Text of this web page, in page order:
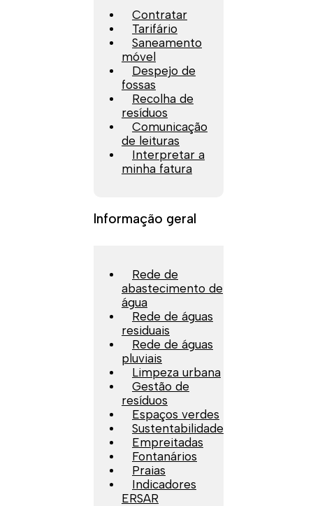
Contratar
Tarifário
Saneamento
móvel
Despejo de
fossas
Recolha de
resíduos
Comunicação
de leituras
Interpretar a
minha fatura
Informação geral
Rede de
abastecimento de
água
Rede de águas
residuais
Rede de águas
pluviais
Limpeza urbana
Gestão de
resíduos
Espaços verdes
Sustentabilidade
Empreitadas
Fontanários
Praias
Indicadores
ERSAR